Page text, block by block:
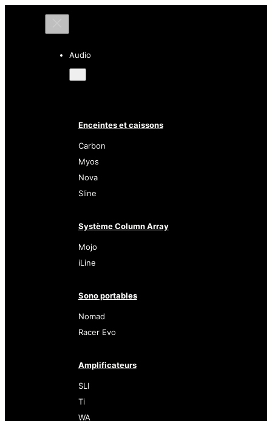
Audio
Enceintes et caissons
Carbon
Myos
Nova
Sline
Système Column Array
Mojo
iLine
Sono portables
Nomad
Racer Evo
Amplificateurs
SLI
Ti
WA